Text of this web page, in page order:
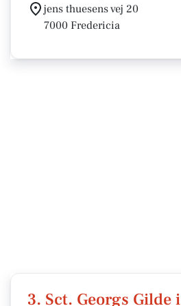
jens thuesens vej 20
7000 Fredericia
3. Sct. Georgs Gilde